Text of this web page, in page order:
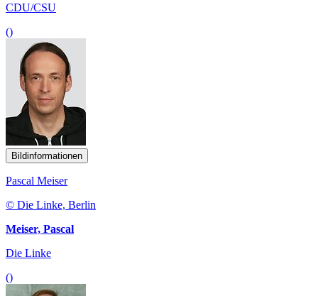
CDU/CSU
()
Bildinformationen
Pascal Meiser
© Die Linke, Berlin
Meiser, Pascal
Die Linke
()